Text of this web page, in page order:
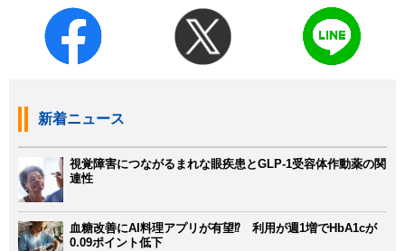
新着ニュース
視覚障害につながるまれな眼疾患とGLP-1受容体作動薬の関
連性
血糖改善にAI料理アプリが有望⁉ 利用が週1増でHbA1cが
0.09ポイント低下